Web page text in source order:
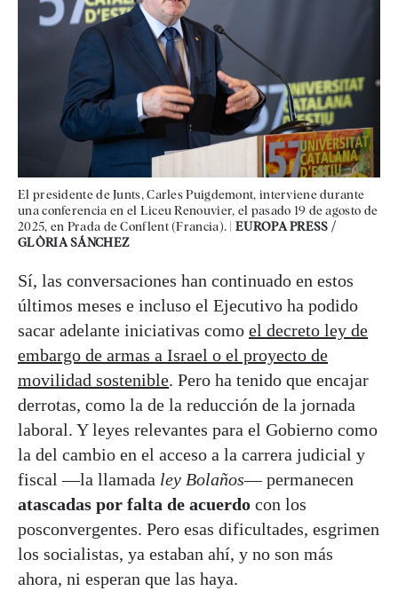
El presidente de Junts, Carles Puigdemont, interviene durante
una conferencia en el Liceu Renouvier, el pasado 19 de agosto de
2025, en Prada de Conflent (Francia). |EUROPA PRESS /
GLÒRIA SÁNCHEZ
Sí, las conversaciones han continuado en estos
últimos meses e incluso el Ejecutivo ha podido
sacar adelante iniciativas como el decreto ley de
embargo de armas a Israel o el proyecto de
movilidad sostenible. Pero ha tenido que encajar
derrotas, como la de la reducción de la jornada
laboral. Y leyes relevantes para el Gobierno como
la del cambio en el acceso a la carrera judicial y
fiscal —la llamada ley Bolaños— permanecen
atascadas por falta de acuerdo con los
posconvergentes. Pero esas dificultades, esgrimen
los socialistas, ya estaban ahí, y no son más
ahora, ni esperan que las haya.